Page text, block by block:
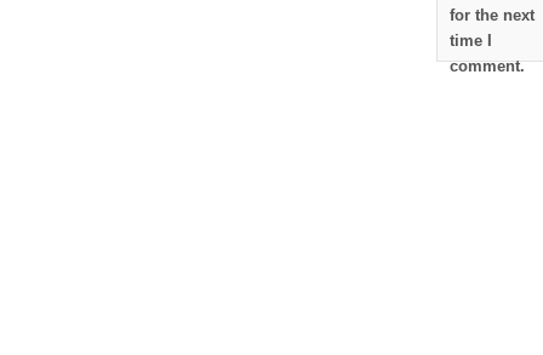
for the next
time I
comment.